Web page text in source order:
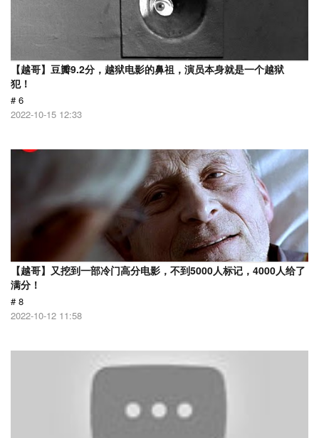
【越哥】豆瓣9.2分，越狱电影的鼻祖，演员本身就是一个越狱
犯！
# 6
2022-10-15 12:33
【越哥】又挖到一部冷门高分电影，不到5000人标记，4000人给了
满分！
# 8
2022-10-12 11:58